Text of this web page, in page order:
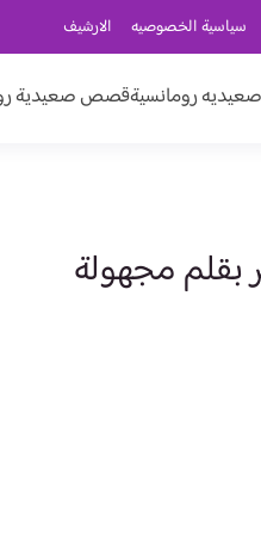
سياسية الخصوصيه الارشيف
رومانسيةقصص صعيدية
بقلم مجهولة